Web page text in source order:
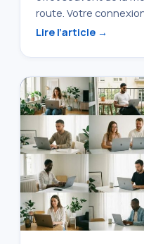
route. Votre connexion
Lire l’article →